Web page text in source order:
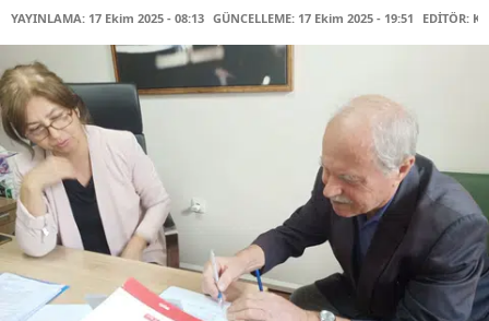
YAYINLAMA: 17 Ekim 2025 - 08:13 GÜNCELLEME: 17 Ekim 2025 - 19:51 EDİTÖR: